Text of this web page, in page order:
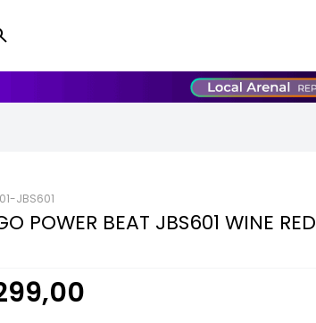
JBS601
POWER BEAT JBS601 WINE RED